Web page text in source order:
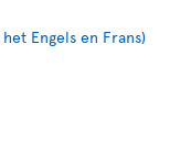
Engels en Frans)